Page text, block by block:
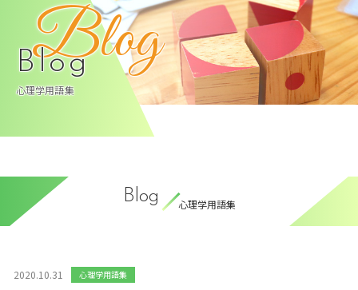
Blog
Blog
心理学用語集
Blog
心理学用語集
2020.10.31 心理学用語集